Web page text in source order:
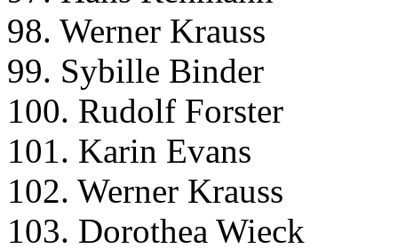
98. Werner Krauss
99. Sybille Binder
100. Rudolf Forster
101. Karin Evans
102. Werner Krauss
103. Dorothea Wieck